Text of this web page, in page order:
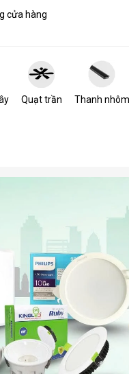
cửa hàng
Quạt trần Thanh nhôm